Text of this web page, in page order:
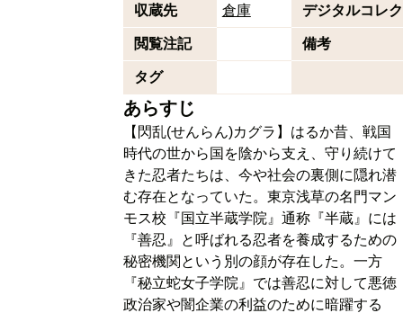
収蔵先 倉庫 デジタルコレ
閲覧注記 備考
タグ
あらすじ
【閃乱(せんらん)カグラ】はるか昔、戦国
時代の世から国を陰から支え、守り続けて
きた忍者たちは、今や社会の裏側に隠れ潜
む存在となっていた。東京浅草の名門マン
モス校『国立半蔵学院』通称『半蔵』には
『善忍』と呼ばれる忍者を養成するための
秘密機関という別の顔が存在した。一方
『秘立蛇女子学院』では善忍に対して悪徳
政治家や闇企業の利益のために暗躍する